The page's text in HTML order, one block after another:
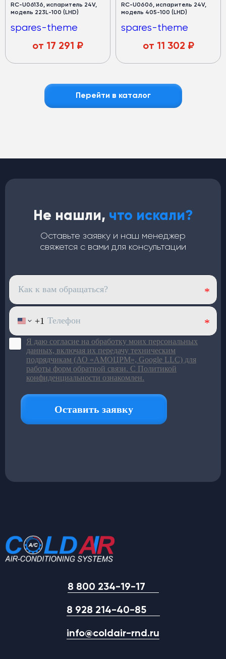
RC-U06136, испаритель 24V,
модель 223L-100 (LHD)
spares-theme
от 17 291 ₽
RC-U0606, испаритель 24V,
модель 405-100 (LHD)
spares-theme
от 11 302 ₽
Перейти в каталог
Не нашли, что искали?
Оставьте заявку и наш менеджер
свяжется с вами для консультации
8 800 234-19-17
8 928 214-40-85
info@coldair-rnd.ru
Кондиционеры
Медный испаритель и полуторный запас мощности.
Хладопроизводительность —32 кВт
салону
Верхний корпус изстекловолокна: лёгкий и устойчив
Большой ряд моделей под
Подробнее в каталоге